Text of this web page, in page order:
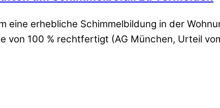
eine erhebliche Schimmelbildung in der
von 100 % rechtfertigt (AG München, Urteil